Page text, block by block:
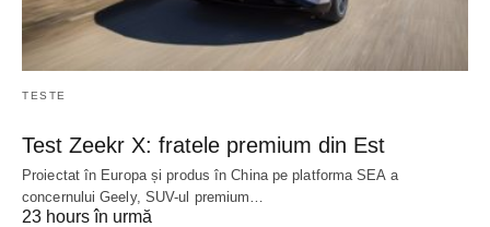
TESTE
Test Zeekr X: fratele premium din Est
Proiectat în Europa și produs în China pe platforma SEA a
concernului Geely, SUV-ul premium…
23 hours în urmă